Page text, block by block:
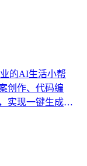
的AI生活小帮
创作、代码编
实现一键生成